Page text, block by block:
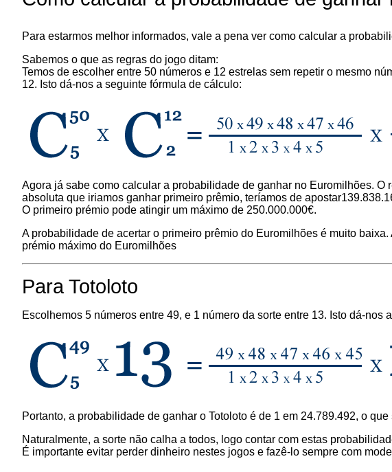
Para estarmos melhor informados, vale a pena ver como calcular a
Sabemos o que as regras do jogo ditam:
Temos de escolher entre 50 números e 12 estrelas sem repetir o mesmo
12. Isto dá-nos a seguinte fórmula de cálculo:
Agora já sabe como calcular a probabilidade de ganhar no Euromilhões.
absoluta que iriamos ganhar primeiro prêmio, teríamos de
O primeiro prémio pode atingir um máximo de 250.000.000€.
A probabilidade de acertar o primeiro prêmio do Euromilhões é muito
prémio máximo do Euromilhões
Para Totoloto
Escolhemos 5 números entre 49, e 1 número da sorte entre 13. Isto dá-nos
Portanto, a probabilidade de ganhar o Totoloto é de 1 em 24.789.492, o
Naturalmente, a sorte não calha a todos, logo contar com estas
É importante evitar perder dinheiro nestes jogos e fazê-lo sempre com